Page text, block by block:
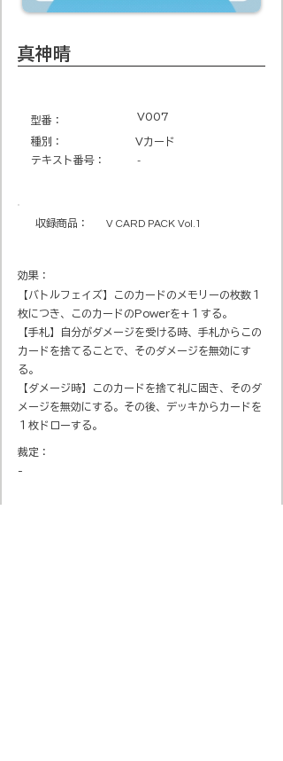
真神晴
​型番​： V007
種別：
Vカード
テキスト番号​：
-
収録商品​： V CARD PACK Vol.1
効果：
【バトルフェイズ】このカードのメモリーの枚数１
枚につき、このカードのPowerを+１する。
【手札】自分がダメージを受ける時、手札からこの
カードを捨てることで、そのダメージを無効にす
る。
【ダメージ時】このカードを捨て礼に固き、そのダ
メージを無効にする。その後、デッキからカードを
１枚ドローする。
裁定：
-